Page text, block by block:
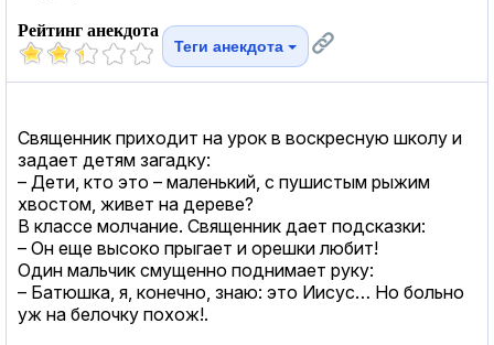
Рейтинг анекдота
Теги анекдота
Священник приходит на урок в воскресную школу и
задает детям загадку:
– Дети, кто это – маленький, с пушистым рыжим
хвостом, живет на дереве?
В классе молчание. Священник дает подсказки:
– Он еще высоко прыгает и орешки любит!
Один мальчик смущенно поднимает руку:
– Батюшка, я, конечно, знаю: это Иисус… Но больно
уж на белочку похож!.